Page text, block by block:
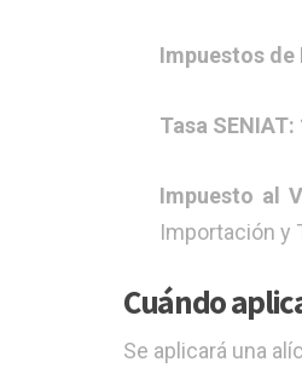
Impuestos de
Tasa SENIAT:
Impuesto al
Importación y
Cuándo
Se aplicará una